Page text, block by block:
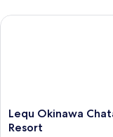
Lequ
Okinawa
Lequ Okinawa
Resort
Lequ Okinawa Chatan